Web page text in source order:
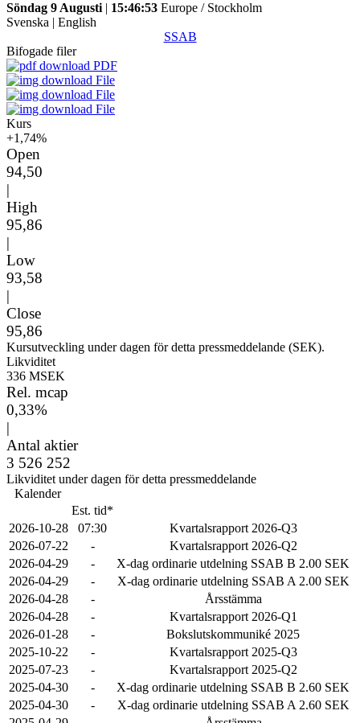
Söndag 9 Augusti | 15:46:53 Europe / Stockholm
Svenska | English
SSAB
Bifogade filer
PDF
File
File
File
Kurs
+1,74%
Open
94,50
|
High
95,86
|
Low
93,58
|
Close
95,86
Kursutveckling under dagen för detta pressmeddelande (SEK).
Likviditet
336 MSEK
Rel. mcap
0,33%
|
Antal aktier
3 526 252
Likviditet under dagen för detta pressmeddelande
Kalender
Est. tid*
2026-10-28
07:30
Kvartalsrapport 2026-Q3
2026-07-22
-
Kvartalsrapport 2026-Q2
2026-04-29
-
X-dag ordinarie utdelning SSAB B 2.00 SEK
2026-04-29
-
X-dag ordinarie utdelning SSAB A 2.00 SEK
2026-04-28
-
Årsstämma
2026-04-28
-
Kvartalsrapport 2026-Q1
2026-01-28
-
Bokslutskommuniké 2025
2025-10-22
-
Kvartalsrapport 2025-Q3
2025-07-23
-
Kvartalsrapport 2025-Q2
2025-04-30
-
X-dag ordinarie utdelning SSAB B 2.60 SEK
2025-04-30
-
X-dag ordinarie utdelning SSAB A 2.60 SEK